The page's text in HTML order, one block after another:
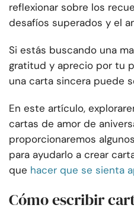
reflexionar sobre los
desafíos superados y el
Si estás buscando una
gratitud y aprecio por tu
una carta sincera puede
En este artículo,
cartas de amor de
proporcionaremos
para ayudarlo a crear
que hacer que se sienta
Cómo escribir